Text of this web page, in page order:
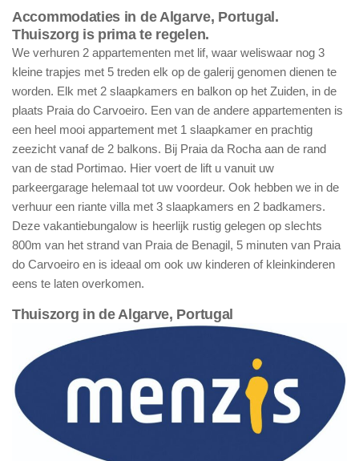
Accommodaties in de Algarve, Portugal.
Thuiszorg is prima te regelen.
We verhuren 2 appartementen met lif, waar weliswaar nog 3
kleine trapjes met 5 treden elk op de galerij genomen dienen te
worden. Elk met 2 slaapkamers en balkon op het Zuiden, in de
plaats Praia do Carvoeiro. Een van de andere appartementen is
een heel mooi appartement met 1 slaapkamer en prachtig
zeezicht vanaf de 2 balkons. Bij Praia da Rocha aan de rand
van de stad Portimao. Hier voert de lift u vanuit uw
parkeergarage helemaal tot uw voordeur. Ook hebben we in de
verhuur een riante villa met 3 slaapkamers en 2 badkamers.
Deze vakantiebungalow is heerlijk rustig gelegen op slechts
800m van het strand van Praia de Benagil, 5 minuten van Praia
do Carvoeiro en is ideaal om ook uw kinderen of kleinkinderen
eens te laten overkomen.
Thuiszorg in de Algarve, Portugal